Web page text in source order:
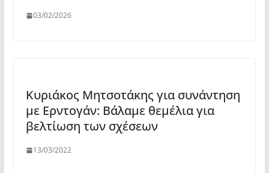
03/02/2026
Κυριάκος Μητσοτάκης για συνάντηση
με Ερντογάν: Βάλαμε θεμέλια για
βελτίωση των σχέσεων
13/03/2022